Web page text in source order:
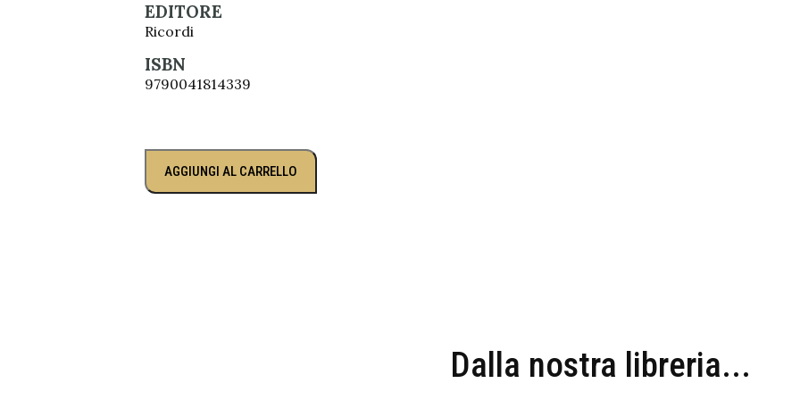
EDITORE
Ricordi
ISBN
9790041814339
AGGIUNGI AL CARRELLO
Dalla nostra libreria...